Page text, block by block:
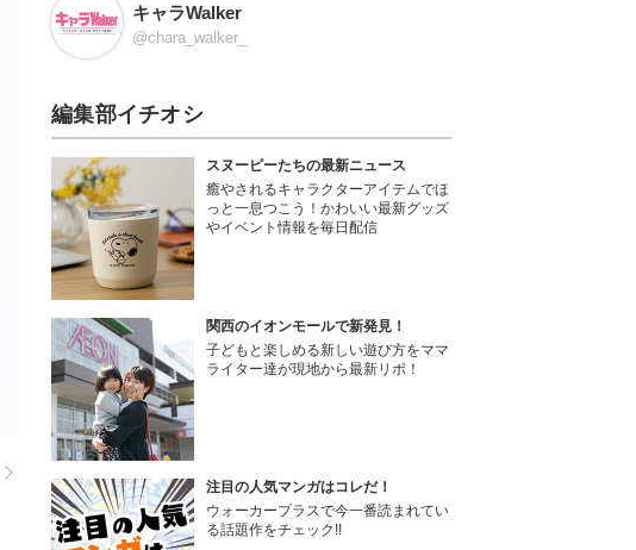
キャラWalker
@chara_walker_
編集部イチオシ
スヌーピーたちの最新ニュース
癒やされるキャラクターアイテムでほ
っと一息つこう！かわいい最新グッズ
やイベント情報を毎日配信
関西のイオンモールで新発見！
子どもと楽しめる新しい遊び方をママ
ライター達が現地から最新リポ！
注目の人気マンガはコレだ！
ウォーカープラスで今一番読まれてい
る話題作をチェック!!